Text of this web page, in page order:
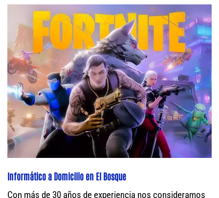
Informático a Domicilio en El Bosque
Con más de 30 años de experiencia nos consideramos